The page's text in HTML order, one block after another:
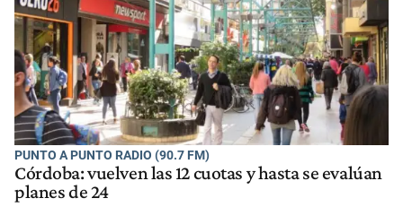
PUNTO A PUNTO RADIO (90.7 FM)
Córdoba: vuelven las 12 cuotas y hasta se evalúan
planes de 24